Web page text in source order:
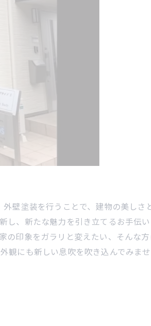
壁塗装を行うことで、建物の美しさ
し、新たな魅力を引き立てるお手伝
印象をガラリと変えたい、そんな
にも新しい息吹を吹き込んでみま